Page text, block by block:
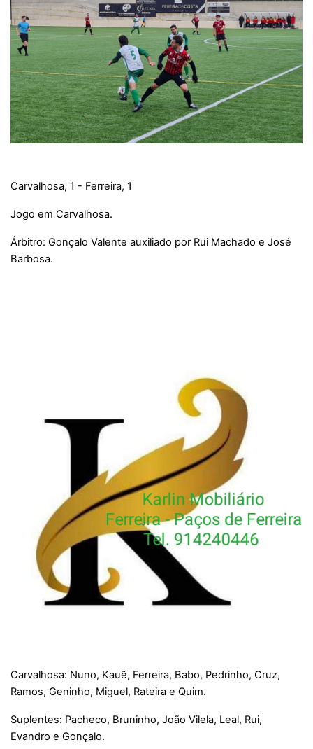
Carvalhosa, 1 - Ferreira, 1
Jogo em Carvalhosa.
Árbitro: Gonçalo Valente auxiliado por Rui Machado e José
Barbosa.
Carvalhosa: Nuno, Kauê, Ferreira, Babo, Pedrinho, Cruz,
Ramos, Geninho, Miguel, Rateira e Quim.
Suplentes: Pacheco, Bruninho, João Vilela, Leal, Rui,
Evandro e Gonçalo.